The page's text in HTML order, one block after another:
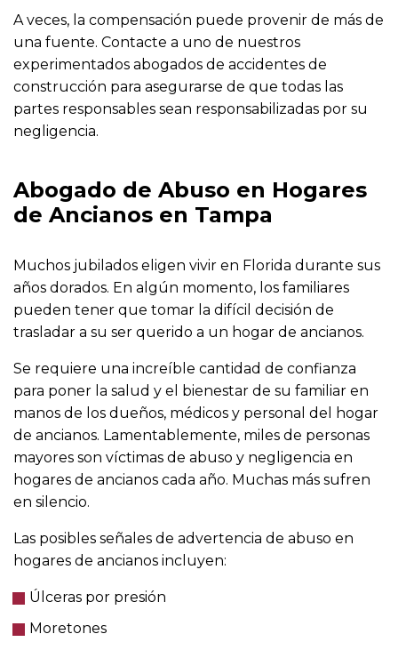
A veces, la compensación puede provenir de más de
una fuente. Contacte a uno de nuestros
experimentados abogados de accidentes de
construcción para asegurarse de que todas las
partes responsables sean responsabilizadas por su
negligencia.
Abogado de Abuso en Hogares
de Ancianos en Tampa
Muchos jubilados eligen vivir en Florida durante sus
años dorados. En algún momento, los familiares
pueden tener que tomar la difícil decisión de
trasladar a su ser querido a un hogar de ancianos.
Se requiere una increíble cantidad de confianza
para poner la salud y el bienestar de su familiar en
manos de los dueños, médicos y personal del hogar
de ancianos. Lamentablemente, miles de personas
mayores son víctimas de abuso y negligencia en
hogares de ancianos cada año. Muchas más sufren
en silencio.
Las posibles señales de advertencia de abuso en
hogares de ancianos incluyen:
Úlceras por presión
Moretones